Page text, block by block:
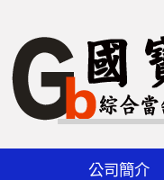
公司簡介